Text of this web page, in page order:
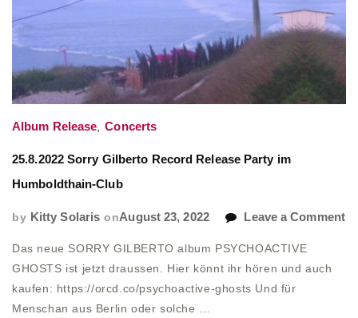
Album Release ,Concerts
25.8.2022 Sorry Gilberto Record Release Party im
Humboldthain-Club
by Kitty Solaris onAugust 23, 2022 Leave a Comment
Das neue SORRY GILBERTO album PSYCHOACTIVE
GHOSTS ist jetzt draussen. Hier könnt ihr hören und auch
kaufen: https://orcd.co/psychoactive-ghosts Und für
Menschan aus Berlin oder solche …